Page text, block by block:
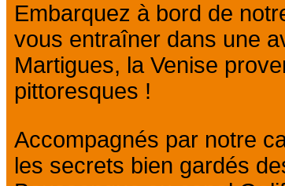
Embarquez à bord de
vous entraîner dans une
Martigues, la Venise
pittoresques !
Accompagnés par notre
les secrets bien gardés